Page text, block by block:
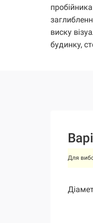
виску
будинку,
Для